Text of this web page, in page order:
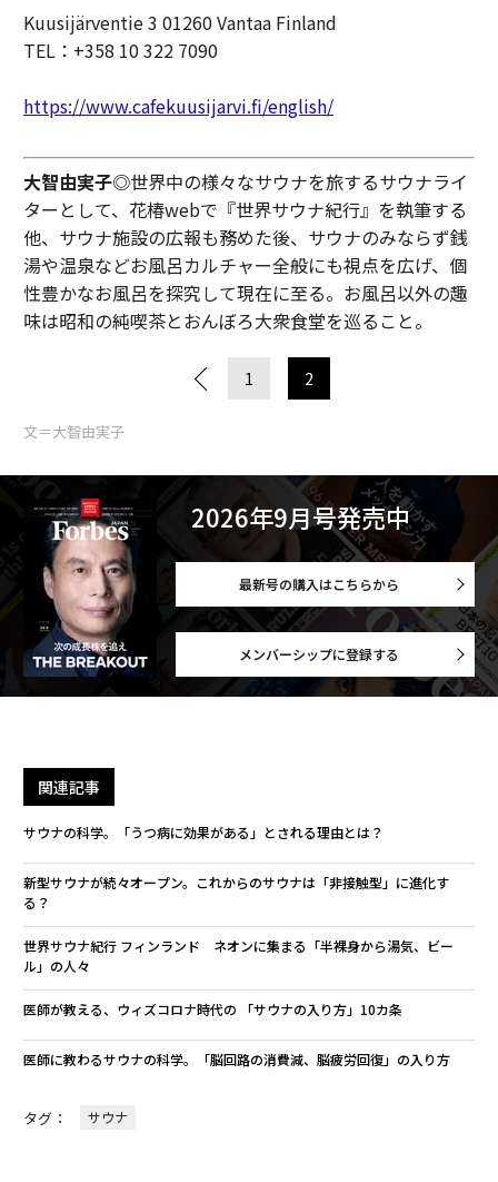
Kuusijärventie 3 01260 Vantaa Finland
TEL：+358 10 322 7090
https://www.cafekuusijarvi.fi/english/
大智由実子◎世界中の様々なサウナを旅するサウナライ
ターとして、花椿webで『世界サウナ紀行』を執筆する
他、サウナ施設の広報も務めた後、サウナのみならず銭
湯や温泉などお風呂カルチャー全般にも視点を広げ、個
性豊かなお風呂を探究して現在に至る。お風呂以外の趣
味は昭和の純喫茶とおんぼろ大衆食堂を巡ること。
1 2
文＝大智由実子
2026年9月号発売中
最新号の購入はこちらから
メンバーシップに登録する
関連記事
サウナの科学。「うつ病に効果がある」とされる理由とは？
新型サウナが続々オープン。これからのサウナは「非接触型」に進化す
る？
世界サウナ紀行 フィンランド ネオンに集まる「半裸身から湯気、ビー
ル」の人々
医師が教える、ウィズコロナ時代の 「サウナの入り方」10カ条
医師に教わるサウナの科学。「脳回路の消費減、脳疲労回復」の入り方
タグ： サウナ